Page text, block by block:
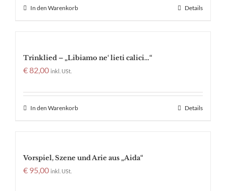
In den Warenkorb Details
Trinklied – „Libiamo ne‘ lieti calici…“
€82,00 inkl. USt.
In den Warenkorb Details
Vorspiel, Szene und Arie aus „Aida“
€ 95,00 inkl. USt.